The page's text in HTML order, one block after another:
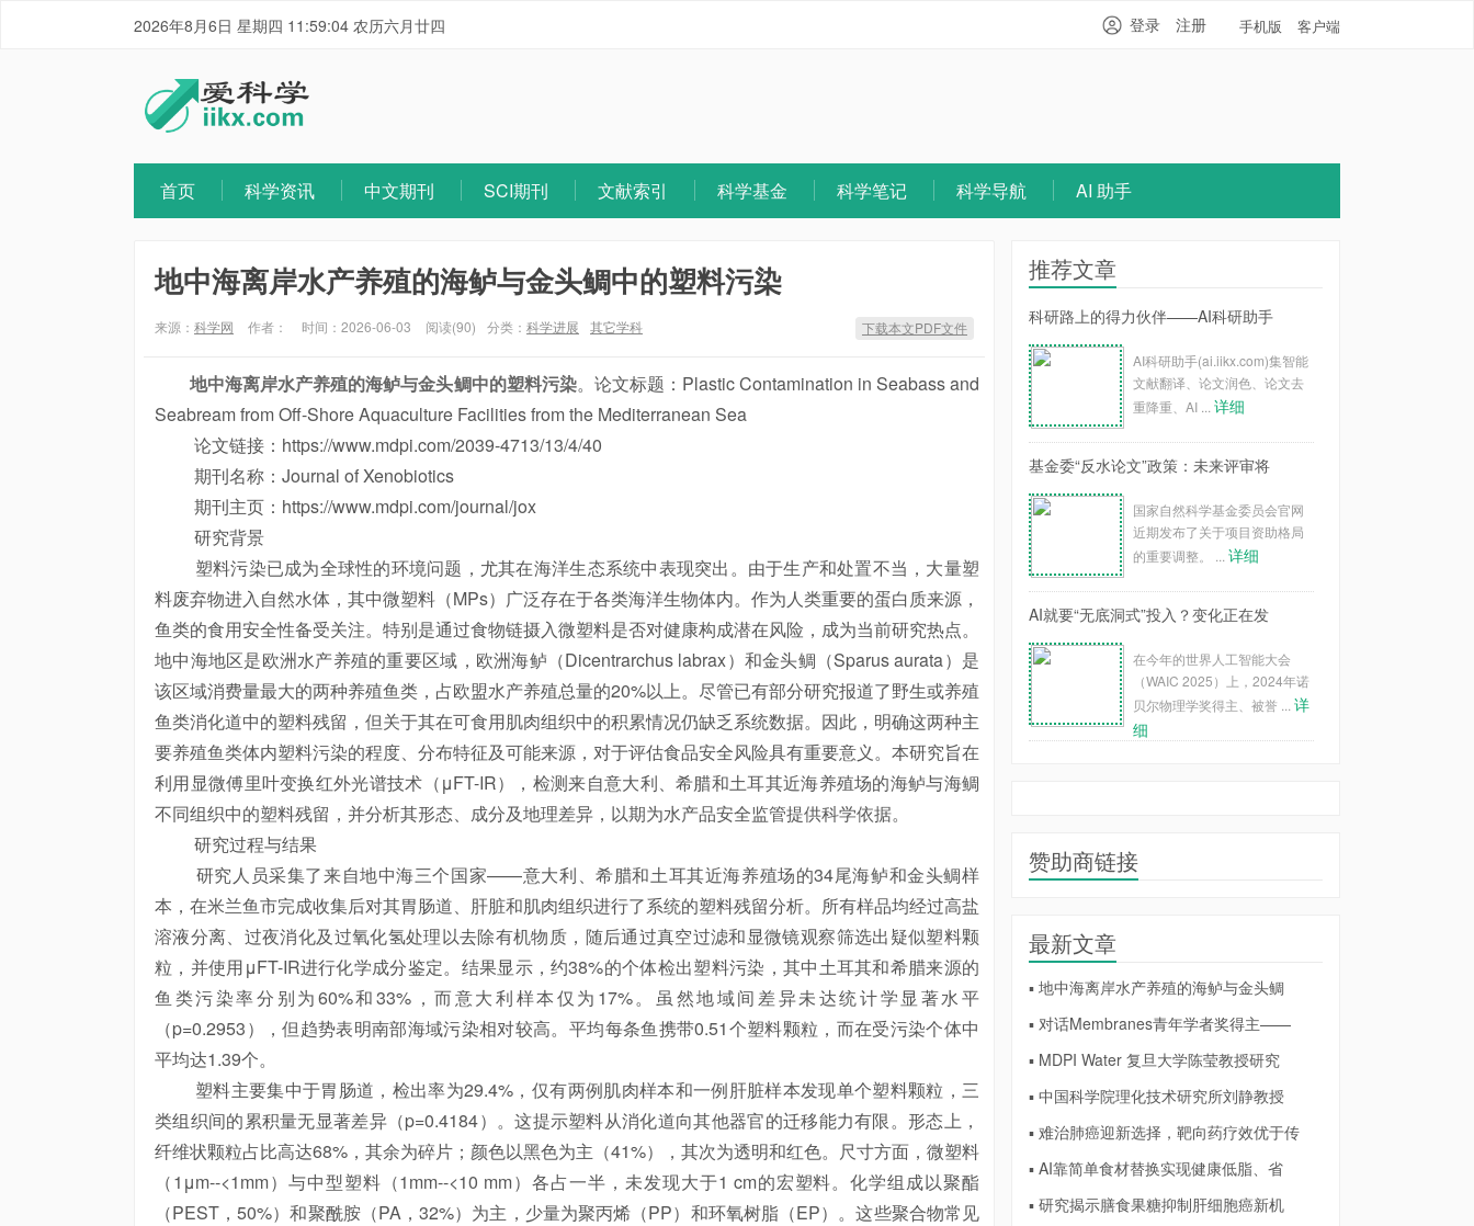
2026年8月6日 星期四 11:59:04 农历六月廿四 手机版 客户端
登录 注册
首页 科学资讯 中文期刊 SCI期刊 文献索引 科学基金 科学笔记 科学导航 AI 助手
地中海离岸水产养殖的海鲈与金头鲷中的塑料污染
来源： 科学网 作者： 时间：2026-06-03 阅读(90) 分类： 科学进展 其它学科 下载本文PDF文件
地中海离岸水产养殖的海鲈与金头鲷中的塑料污染。论文标题：Plastic Contamination in Seabass and
Seabream from Off-Shore Aquaculture Facilities from the Mediterranean Sea
论文链接：https://www.mdpi.com/2039-4713/13/4/40
期刊名称：Journal of Xenobiotics
期刊主页：https://www.mdpi.com/journal/jox
研究背景
塑料污染已成为全球性的环境问题，尤其在海洋生态系统中表现突出。由于生产和处置不当，大量塑
料废弃物进入自然水体，其中微塑料（MPs）广泛存在于各类海洋生物体内。作为人类重要的蛋白质来源，
鱼类的食用安全性备受关注。特别是通过食物链摄入微塑料是否对健康构成潜在风险，成为当前研究热点。
地中海地区是欧洲水产养殖的重要区域，欧洲海鲈（Dicentrarchus labrax）和金头鲷（Sparus aurata）是
该区域消费量最大的两种养殖鱼类，占欧盟水产养殖总量的20%以上。尽管已有部分研究报道了野生或养殖
鱼类消化道中的塑料残留，但关于其在可食用肌肉组织中的积累情况仍缺乏系统数据。因此，明确这两种主
要养殖鱼类体内塑料污染的程度、分布特征及可能来源，对于评估食品安全风险具有重要意义。本研究旨在
利用显微傅里叶变换红外光谱技术（μFT-IR），检测来自意大利、希腊和土耳其近海养殖场的海鲈与海鲷
不同组织中的塑料残留，并分析其形态、成分及地理差异，以期为水产品安全监管提供科学依据。
研究过程与结果
研究人员采集了来自地中海三个国家——意大利、希腊和土耳其近海养殖场的34尾海鲈和金头鲷样
本，在米兰鱼市完成收集后对其胃肠道、肝脏和肌肉组织进行了系统的塑料残留分析。所有样品均经过高盐
溶液分离、过夜消化及过氧化氢处理以去除有机物质，随后通过真空过滤和显微镜观察筛选出疑似塑料颗
粒，并使用μFT-IR进行化学成分鉴定。结果显示，约38%的个体检出塑料污染，其中土耳其和希腊来源的
鱼类污染率分别为60%和33%，而意大利样本仅为17%。虽然地域间差异未达统计学显著水平
（p=0.2953），但趋势表明南部海域污染相对较高。平均每条鱼携带0.51个塑料颗粒，而在受污染个体中
平均达1.39个。
塑料主要集中于胃肠道，检出率为29.4%，仅有两例肌肉样本和一例肝脏样本发现单个塑料颗粒，三
类组织间的累积量无显著差异（p=0.4184）。这提示塑料从消化道向其他器官的迁移能力有限。形态上，
纤维状颗粒占比高达68%，其余为碎片；颜色以黑色为主（41%），其次为透明和红色。尺寸方面，微塑料
（1μm--<1mm）与中型塑料（1mm--<10 mm）各占一半，未发现大于1 cm的宏塑料。化学组成以聚酯
（PEST，50%）和聚酰胺（PA，32%）为主，少量为聚丙烯（PP）和环氧树脂（EP）。这些聚合物常见
推荐文章
科研路上的得力伙伴——AI科研助手
AI科研助手(ai.iikx.com)集智能
文献翻译、论文润色、论文去
重降重、AI ... 详细
基金委“反水论文”政策：未来评审将
国家自然科学基金委员会官网
近期发布了关于项目资助格局
的重要调整。 ... 详细
AI就要“无底洞式”投入？变化正在发
在今年的世界人工智能大会
（WAIC 2025）上，2024年诺
贝尔物理学奖得主、被誉 ... 详
细
赞助商链接
最新文章
▪ 地中海离岸水产养殖的海鲈与金头鲷
▪ 对话Membranes青年学者奖得主——
▪ MDPI Water 复旦大学陈莹教授研究
▪ 中国科学院理化技术研究所刘静教授
▪ 难治肺癌迎新选择，靶向药疗效优于传
▪ AI靠简单食材替换实现健康低脂、省
▪ 研究揭示膳食果糖抑制肝细胞癌新机